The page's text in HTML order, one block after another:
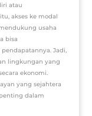
atau
akses ke modal
usaha
bisa
Jadi,
lingkungan yang
ekonomi.
yang sejahtera
dalam